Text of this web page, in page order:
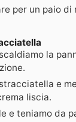
per un paio di
la
e
liscia.
e teniamo da